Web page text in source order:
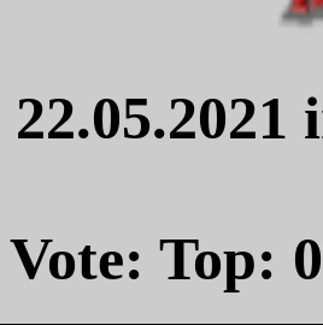
Vote: Top: 0